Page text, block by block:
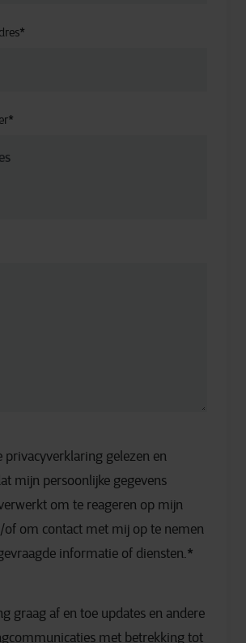
*
*
privacyverklaring gelezen en
mijn persoonlijke gegevens
om te reageren op mijn
of om contact met mij op te nemen
informatie of diensten. *
graag af en toe updates en andere
met betrekking tot